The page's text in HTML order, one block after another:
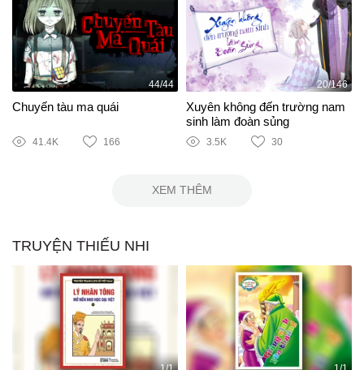
44/44
Chuyến tàu ma quái
41.4K 166
20/146
Xuyên không đến trường nam
sinh làm đoàn sủng
3.5K 30
XEM THÊM
TRUYỆN THIẾU NHI